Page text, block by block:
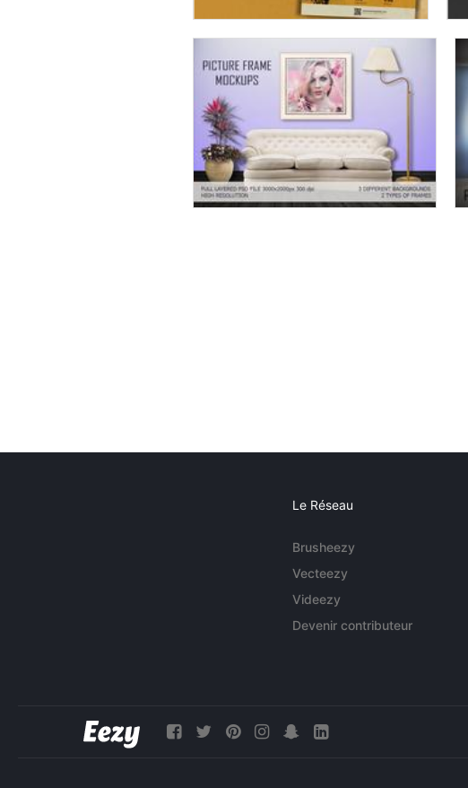
Le Réseau
Brusheezy
Vecteezy
Videezy
Devenir contributeur